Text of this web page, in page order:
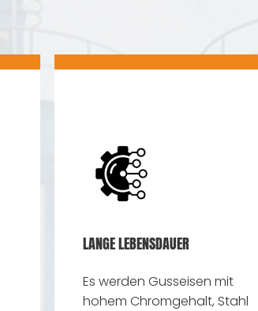
LANGE LEBENSDAUER
Es werden Gusseisen mit
hohem Chromgehalt, Stahl